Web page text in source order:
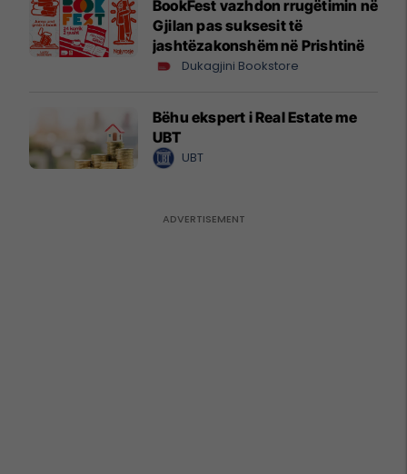
BookFest vazhdon rrugëtimin në
Gjilan pas suksesit të
jashtëzakonshëm në Prishtinë
Dukagjini Bookstore
Bëhu ekspert i Real Estate me
UBT
UBT